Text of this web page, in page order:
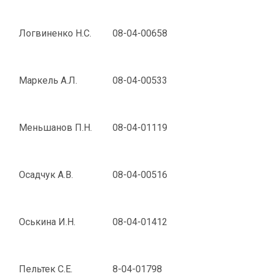
Логвиненко Н.С. 08-04-00658
Маркель А.Л. 08-04-00533
Меньшанов П.Н. 08-04-01119
Осадчук А.В. 08-04-00516
Оськина И.Н. 08-04-01412
Пельтек С.Е. 8-04-01798